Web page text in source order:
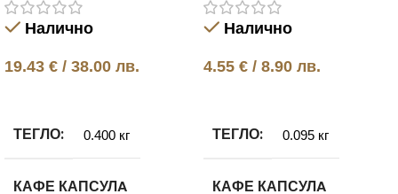
Налично
19.43 € / 38.00 лв.
ТЕГЛО 0.400 кг
КАФЕ КАПСУЛA
Налично
4.55 € / 8.90 лв.
ТЕГЛО 0.095 кг
КАФЕ КАПСУЛA